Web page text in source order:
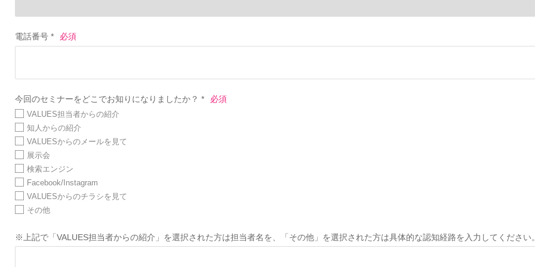
電話番号 *
今回のセミナーをどこでお知りになりましたか？ *
VALUES担当者からの紹介
知人からの紹介
VALUESからのメールを見て
展示会
検索エンジン
Facebook/Instagram
VALUESからのチラシを見て
その他
※上記で「VALUES担当者からの紹介」を選択された方は担当者名を、「その他」を選択された方は具体的な認知経路を入力してください